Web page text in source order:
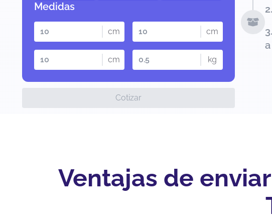
Medidas
cm cm
cm kg
Cotizar
Ventajas de